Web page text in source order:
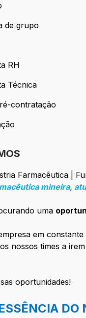
de grupo
de grupo
RH
RH
Técnica
Técnica
pré-contratação
contratação
Farmacêutica |
mineira,
uma
em
nossos times a
oportunidades!
DO